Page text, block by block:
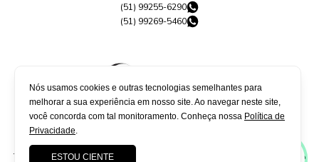
(51) 99255-6290
(51) 99269-5460
Todos os direitos reservados à . Site desenvolvido
Nós usamos cookies e outras tecnologias semelhantes para
melhorar a sua experiência em nosso site. Ao navegar neste site,
você concorda com tal monitoramento. Conheça nossa Política de
Privacidade.
ESTOU CIENTE